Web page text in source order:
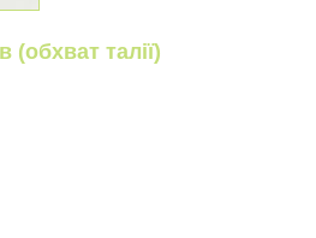
(обхват талії)